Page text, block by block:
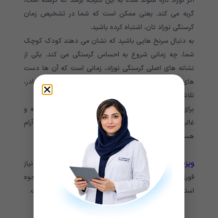
گریه می کند. یعنی ممکن است که شما در تشخیص زمان
گرسنگی نوزاد تان، اشتباه کرده باشید.
به دنبال سرنخ هایی باشید که نشان می دهند کودک کوچک
شما، چه زمانی شروع به احساس گرسنگی می کند. یکی از
نشانه های اصلی گرسنگی‌ نوزاد، زمانی است که آن ها دست
های خود را مکیده و یا به شدت برای رسیدن به سینه مادر،
تلاش می کنند.
برای پیشگیری از گریه های غیرقابل تسکین و تغذیه آشفته و
غالباً ناموفق، سینه یا شیشه شیر را در حالی که نوزادان آرام
هستند، به آن ها بدهید.
ویزیت آنلاین بدون نوبت پزشکت برای مواقعی است که نیاز
فوری به راهنمایی پزشک در شرایط بحرانی دارید. نحوه
استفاده از این خدمات در این لینک توصیح داده شده است.